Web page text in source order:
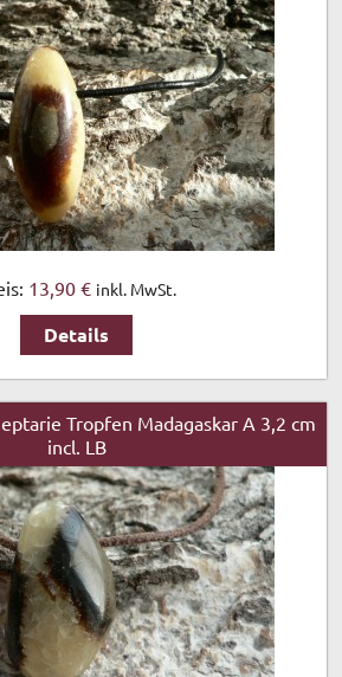
13,90 € inkl. MwSt.
Details
Tropfen Madagaskar A 3,2 cm
incl. LB